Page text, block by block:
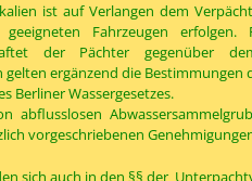
ist auf Verlangen dem
Fahrzeugen erfolgen.
der Pächter gegenüber
gelten ergänzend die
Berliner Wassergesetzes.
abflusslosen
vorgeschriebenen
sich auch in den §§ der